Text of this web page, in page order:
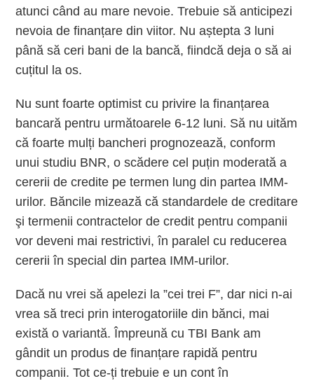
atunci când au mare nevoie. Trebuie să anticipezi
nevoia de finanțare din viitor. Nu aștepta 3 luni
până să ceri bani de la bancă, fiindcă deja o să ai
cuțitul la os.
Nu sunt foarte optimist cu privire la finanțarea
bancară pentru următoarele 6-12 luni. Să nu uităm
că foarte mulți bancheri prognozează, conform
unui studiu BNR, o scădere cel puțin moderată a
cererii de credite pe termen lung din partea IMM-
urilor. Băncile mizează că standardele de creditare
şi termenii contractelor de credit pentru companii
vor deveni mai restrictivi, în paralel cu reducerea
cererii în special din partea IMM-urilor.
Dacă nu vrei să apelezi la ”cei trei F”, dar nici n-ai
vrea să treci prin interogatoriile din bănci, mai
există o variantă. Împreună cu TBI Bank am
gândit un produs de finanțare rapidă pentru
companii. Tot ce-ți trebuie e un cont în